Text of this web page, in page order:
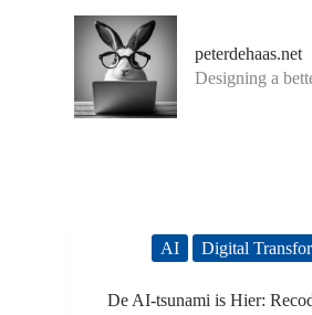
peterdehaas.net
Designing a
AI Digital
De AI-tsunami is Hier: